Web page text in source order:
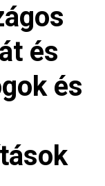
és
és